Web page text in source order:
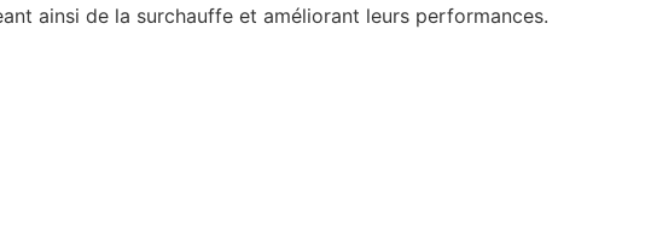
ainsi de la surchauffe et améliorant leurs performances.